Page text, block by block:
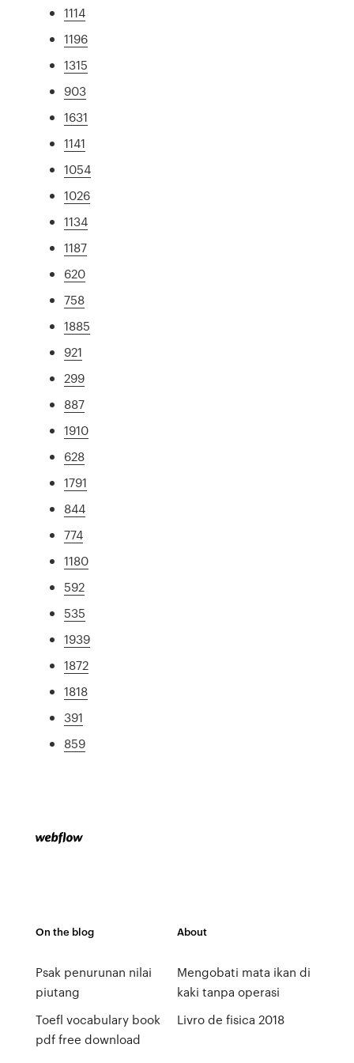
1114
1196
1315
903
1631
1141
1054
1026
1134
1187
620
758
1885
921
299
887
1910
628
1791
844
774
1180
592
535
1939
1872
1818
391
859
On the blog
Psak penurunan nilai
piutang
Toefl vocabulary book
pdf free download
About
Mengobati mata ikan di
kaki tanpa operasi
Livro de fisica 2018